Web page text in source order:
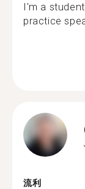
I'm a
practice
流利